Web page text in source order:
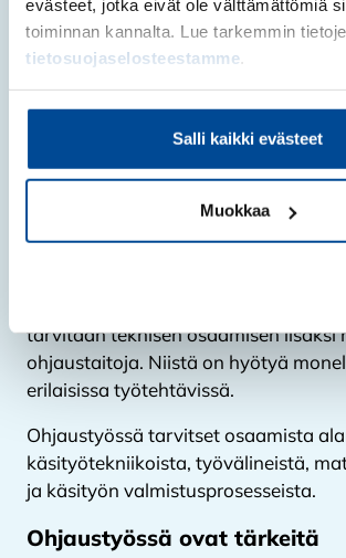
evästeet, jotka eivät ole välttämättömiä
toiminnan kannalta. Lue tarkemmin
tietosuojaselosteestamme.
Salli kaikki evästeet
Muokkaa
Millaista osaamista
tarvitaan teknisen osaamisen lisäksi
ohjaustaitoja. Niistä on hyötyä
erilaisissa työtehtävissä.
Ohjaustyössä tarvitset osaamista
käsityötekniikoista, työvälineistä,
ja käsityön valmistusprosesseista.
Ohjaustyössä ovat tärkeitä